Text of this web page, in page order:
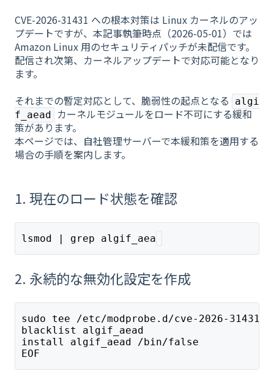
CVE-2026-31431 への根本対策は Linux カーネルのアッ
プデートですが、本記事執筆時点（2026-05-01）では
Amazon Linux 用のセキュリティパッチが未配信です。
配信され次第、カーネルアップデートで対応可能となり
ます。
それまでの暫定対応として、脆弱性の起点となる
algi
f_aead
カーネルモジュールをロード不可にする緩和
策があります。
本ページでは、自社管理サーバーで本緩和策を適用する
場合の手順を案内します。
1. 現在のロード状態を確認
lsmod | grep algif_aea
2. 永続的な無効化設定を作成
sudo tee /etc/modprobe.d/cve-2026-
blacklist algif_aead
install algif_aead /bin/false
EOF